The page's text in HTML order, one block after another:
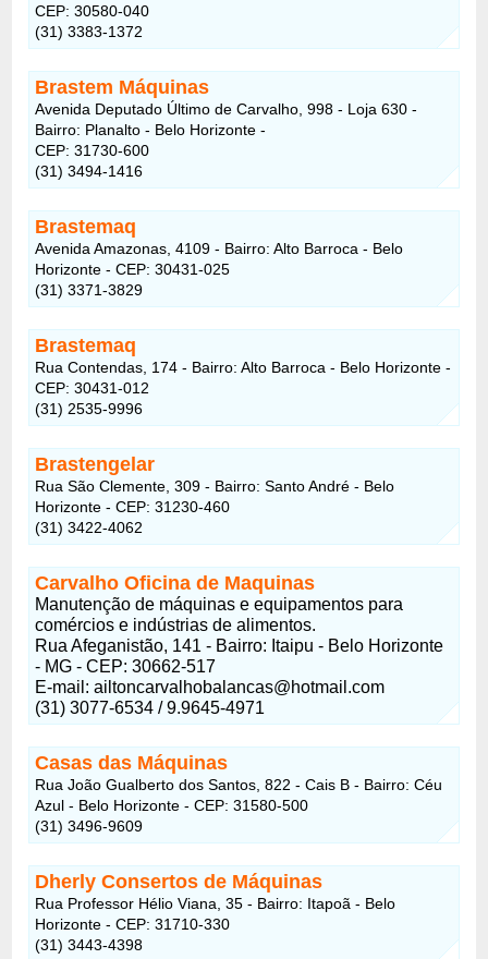
CEP: 30580-040
(31) 3383-1372
Brastem Máquinas
Avenida Deputado Último de Carvalho, 998 - Loja 630 -
Bairro: Planalto - Belo Horizonte -
CEP: 31730-600
(31) 3494-1416
Brastemaq
Avenida Amazonas, 4109 - Bairro: Alto Barroca - Belo
Horizonte - CEP: 30431-025
(31) 3371-3829
Brastemaq
Rua Contendas, 174 - Bairro: Alto Barroca - Belo Horizonte -
CEP: 30431-012
(31) 2535-9996
Brastengelar
Rua São Clemente, 309 - Bairro: Santo André - Belo
Horizonte - CEP: 31230-460
(31) 3422-4062
Carvalho Oficina de Maquinas
Manutenção de máquinas e equipamentos para
comércios e indústrias de alimentos.
Rua Afeganistão, 141 - Bairro: Itaipu - Belo Horizonte
- MG - CEP: 30662-517
E-mail:ailtoncarvalhobalancas@hotmail.com
(31) 3077-6534 / 9.9645-4971
Casas das Máquinas
Rua João Gualberto dos Santos, 822 - Cais B - Bairro: Céu
Azul - Belo Horizonte - CEP: 31580-500
(31) 3496-9609
Dherly Consertos de Máquinas
Rua Professor Hélio Viana, 35 - Bairro: Itapoã - Belo
Horizonte - CEP: 31710-330
(31) 3443-4398